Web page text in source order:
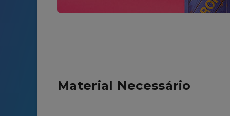
Material Necessário